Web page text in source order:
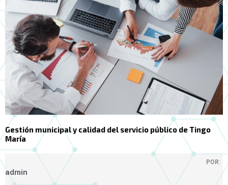
Gestión municipal y calidad del servicio público de Tingo
María
POR:
admin